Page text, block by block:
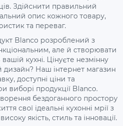
Здійснити правильний
опис кожного товару,
та переваг.
Blanco розроблений з
але й створювати
кухні. Цінуєте незмінну
дизайн? Наш інтернет магазин
доступні ціни та
виборі продукції Blanco.
бездоганного простору
свої ідеальні кухонні мрії з
якість, стиль та інновації.